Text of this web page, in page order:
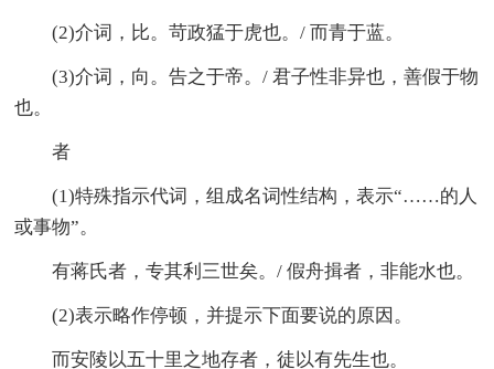
(2)介词，比。苛政猛于虎也。/ 而青于蓝。
(3)介词，向。告之于帝。/ 君子性非异也，善假于物
也。
者
(1)特殊指示代词，组成名词性结构，表示“……的人
或事物”。
有蒋氏者，专其利三世矣。/ 假舟揖者，非能水也。
(2)表示略作停顿，并提示下面要说的原因。
而安陵以五十里之地存者，徒以有先生也。